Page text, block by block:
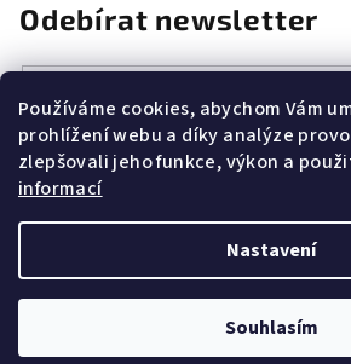
Používáme cookies, abychom Vám
prohlížení webu a díky analýze
zlepšovali jeho funkce, výkon a
informací
Nastavení
Souhlasím
Odebírat newsletter
Vložením e-mailu souhlasíte s
údajů
Vytvořil